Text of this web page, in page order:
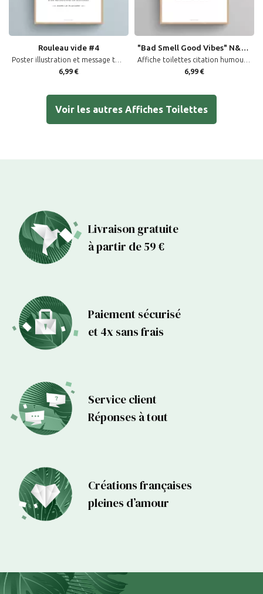
Rouleau vide #4
6,99 €
"Bad Smell Good Vibes" N&B #1
6,99 €
Voir les autres Affiches Toilettes
Livraison gratuite
à partir de 59 €
Paiement sécurisé
et 4x sans frais
Service client
Réponses à tout
Créations françaises
pleines d’amour